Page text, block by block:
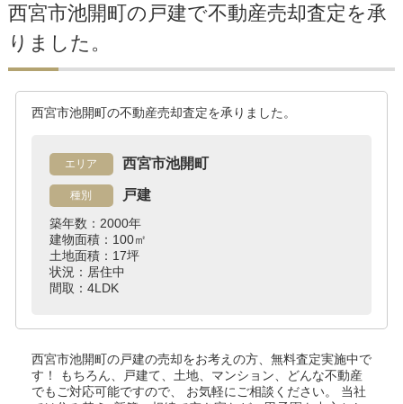
西宮市池開町の戸建で不動産売却査定を承
りました。
西宮市池開町の不動産売却査定を承りました。
エリア 西宮市池開町
種別 戸建
築年数：2000年
建物面積：100㎡
土地面積：17坪
状況：居住中
間取：4LDK
西宮市池開町の戸建の売却をお考えの方、無料査定実施中で
す！
もちろん、戸建て、土地、マンション、どんな不動産
でもご対応可能ですので、 お気軽にご相談ください。
当社